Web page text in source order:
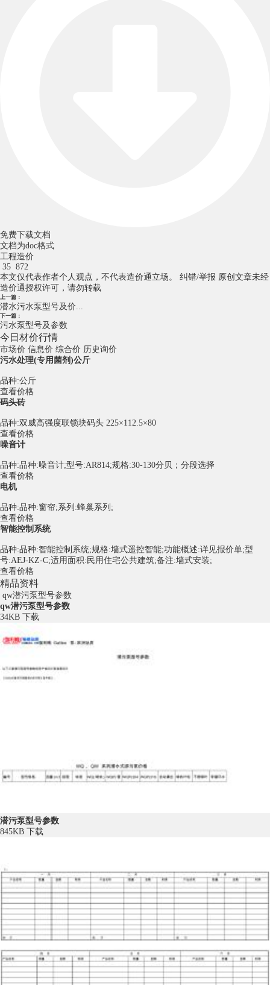
免费下载文档
文档为doc格式
工程造价
35 872
本文仅代表作者个人观点，不代表造价通立场。 纠错/举报 原创文章未经
造价通授权许可，请勿转载
上一篇：
潜水污水泵型号及价...
下一篇：
污水泵型号及参数
今日材价行情
市场价 信息价 综合价 历史询价
污水处理(专用菌剂)公斤
品种:公斤
查看价格
码头砖
品种:双威高强度联锁块码头 225×112.5×80
查看价格
噪音计
品种:品种:噪音计;型号:AR814;规格:30-130分贝；分段选择
查看价格
电机
品种:品种:窗帘;系列:蜂巢系列;
查看价格
智能控制系统
品种:品种:智能控制系统;规格:墙式遥控智能;功能概述:详见报价单;型
号:AEJ-KZ-C;适用面积:民用住宅公共建筑;备注:墙式安装;
查看价格
精品资料
qw潜污泵型号参数
qw潜污泵型号参数
34KB 下载
潜污泵型号参数
845KB 下载